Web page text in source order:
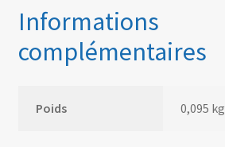
Informations
complémentaires
Poids 0,095 kg